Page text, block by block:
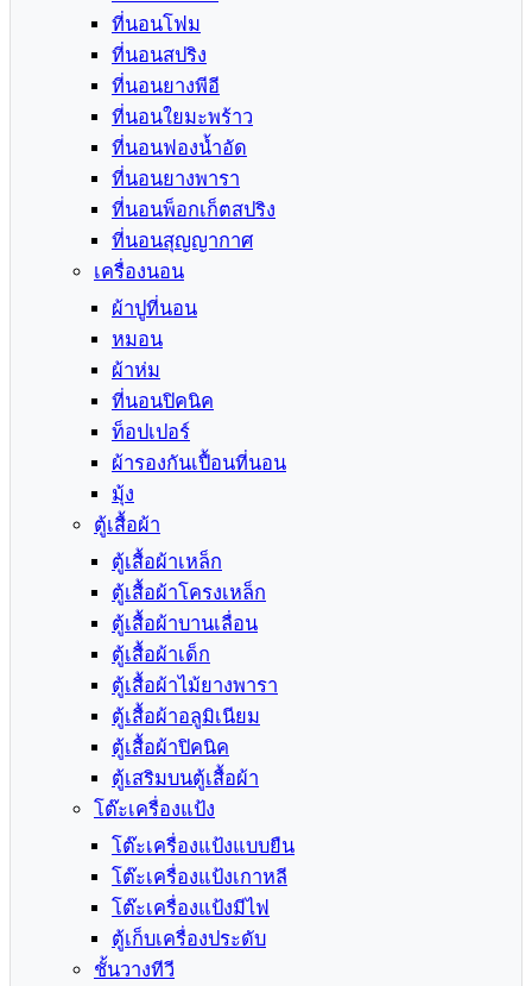
ที่นอนโฟม
ที่นอนสปริง
ที่นอนยางพีอี
ที่นอนใยมะพร้าว
ที่นอนฟองน้ำอัด
ที่นอนยางพารา
ที่นอนพ็อกเก็ตสปริง
ที่นอนสุญญากาศ
เครื่องนอน
ผ้าปูที่นอน
หมอน
ผ้าห่ม
ที่นอนปิคนิค
ท็อปเปอร์
ผ้ารองกันเปื้อนที่นอน
มุ้ง
ตู้เสื้อผ้า
ตู้เสื้อผ้าเหล็ก
ตู้เสื้อผ้าโครงเหล็ก
ตู้เสื้อผ้าบานเลื่อน
ตู้เสื้อผ้าเด็ก
ตู้เสื้อผ้าไม้ยางพารา
ตู้เสื้อผ้าอลูมิเนียม
ตู้เสื้อผ้าปิคนิค
ตู้เสริมบนตู้เสื้อผ้า
โต๊ะเครื่องแป้ง
โต๊ะเครื่องแป้งแบบยืน
โต๊ะเครื่องแป้งเกาหลี
โต๊ะเครื่องแป้งมีไฟ
ตู้เก็บเครื่องประดับ
ชั้นวางทีวี